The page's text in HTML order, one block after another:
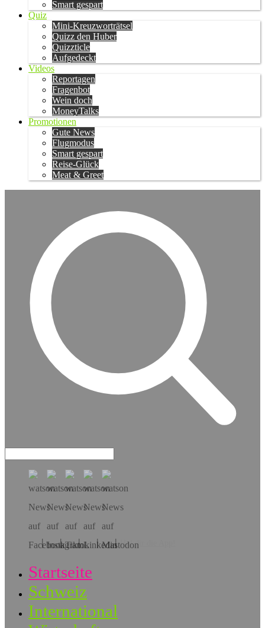
Smart gespart
Quiz
Mini-Kreuzworträtsel
Quizz den Huber
Quizzticle
Aufgedeckt
Videos
Reportagen
Fragenbot
Wein doch
MoneyTalks
Promotionen
Gute News
Flugmodus
Smart gespart
Reise-Glück
Meat & Greet
Hol dir die App!
Startseite
Schweiz
International